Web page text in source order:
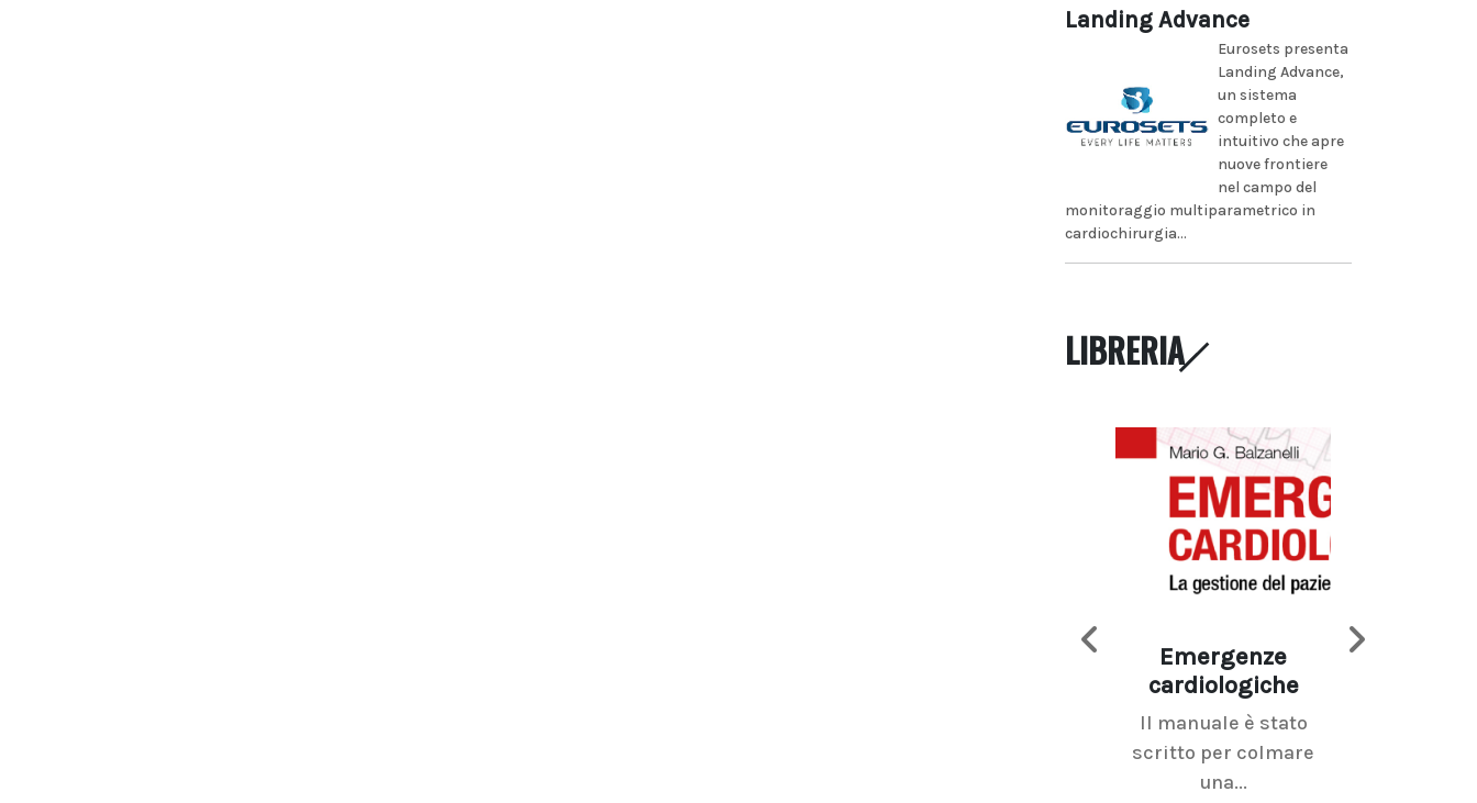
Landing Advance
Eurosets presenta
Landing Advance,
un sistema
completo e
intuitivo che apre
nuove frontiere
nel campo del
monitoraggio multiparametrico in
cardiochirurgia...
LIBRERIA
Emergenze
cardiologiche
Il manuale è stato
scritto per colmare
una...